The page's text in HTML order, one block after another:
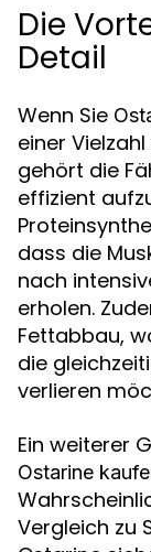
Die
Detail
Wenn Sie
einer
gehört die
effizient
dass die
nach
erholen.
Fettabbau,
die
verlieren
Ein weiterer
Ostarine
Vergleich zu